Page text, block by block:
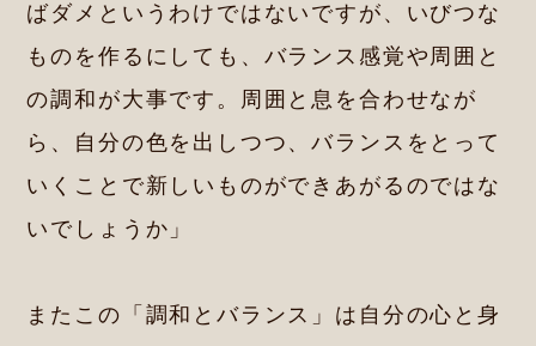
ばダメというわけではないですが、いびつな
ものを作るにしても、バランス感覚や周囲と
の調和が大事です。周囲と息を合わせなが
ら、自分の色を出しつつ、バランスをとって
いくことで新しいものができあがるのではな
いでしょうか」
またこの「調和とバランス」は自分の心と身